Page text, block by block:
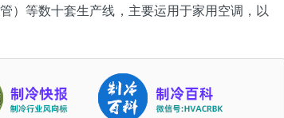
等数十套生产线，主要运用于家用空调，以